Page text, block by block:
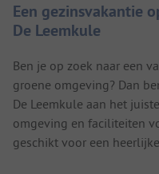
Een gezinsvakantie
De Leemkule
Ben je op zoek naar een
groene omgeving? Dan
De Leemkule aan het
omgeving en faciliteiten
geschikt voor een